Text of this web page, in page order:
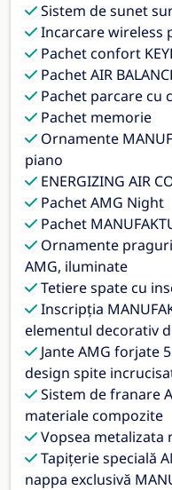
Sistem de sunet
Incarcare wireless
Pachet confort
Pachet AIR
Pachet parcare cu
Pachet memorie
Ornamente
piano
ENERGIZING AIR
Pachet AMG Night
Pachet
Ornamente
AMG, iluminate
Tetiere spate cu
Inscripția
elementul decorativ
Jante AMG forjate
design spite
Sistem de franare
materiale compozite
Vopsea metalizata
Tapițerie specială
nappa exclusivă